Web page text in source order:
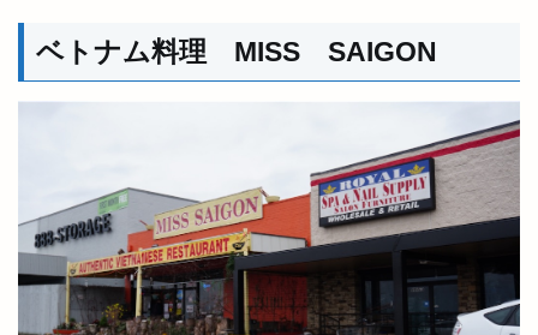
ベトナム料理 MISS SAIGON